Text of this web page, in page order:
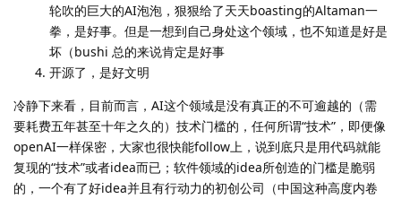
轮吹的巨大的AI泡泡，狠狠给了天天boasting的Altaman一
拳，是好事。但是一想到自己身处这个领域，也不知道是好是
坏（bushi 总的来说肯定是好事
开源了，是好文明
冷静下来看，目前而言，AI这个领域是没有真正的不可逾越的（需
要耗费五年甚至十年之久的）技术门槛的，任何所谓“技术”，即便像
openAI一样保密，大家也很快能follow上，说到底只是用代码就能
复现的“技术”或者idea而已；软件领域的idea所创造的门槛是脆弱
的，一个有了好idea并且有行动力的初创公司（中国这种高度内卷